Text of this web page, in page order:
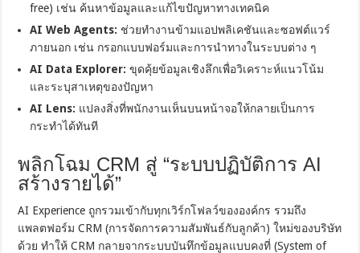
free) เช่น ค้นหาข้อมูลและแก้ไขปัญหาทางเทคนิค
AI Web Agents: ช่วยทำงานข้ามแอปพลิเคชันและซอฟต์แวร์
ภายนอก เช่น กรอกแบบฟอร์มและการนำทางในระบบต่าง ๆ
AI Data Explorer: ขุดคุ้ยข้อมูลเชิงลึกเพื่อวิเคราะห์แนวโน้ม
และระบุสาเหตุของปัญหา
AI Lens: แปลงสิ่งที่พนักงานเห็นบนหน้าจอให้กลายเป็นการ
กระทำได้ทันที
พลิกโฉม CRM สู่ “ระบบปฏิบัติการ AI
สร้างรายได้”
AI Experience ถูกรวมเข้ากับทุกเวิร์กโฟลว์ขององค์กร รวมถึง
แพลตฟอร์ม CRM (การจัดการความสัมพันธ์กับลูกค้า) ใหม่ของบริษัท
ด้วย ทำให้ CRM กลายจากระบบบันทึกข้อมูลแบบคงที่ (System of